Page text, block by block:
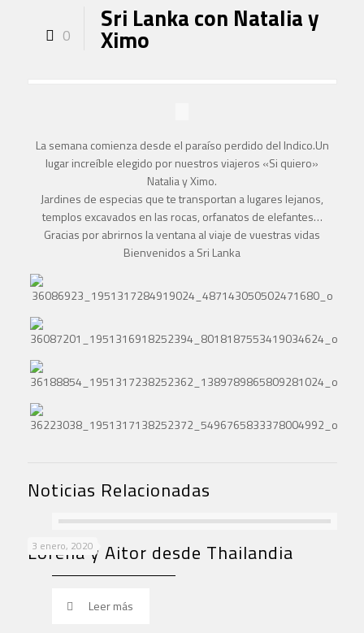
0
Sri Lanka con Natalia y
Ximo
La semana comienza desde el paraíso perdido del Indico.Un
lugar increíble elegido por nuestros viajeros «Si quiero»
Natalia y Ximo.
Jardines de especias que te transportan a lugares lejanos,
templos excavados en las rocas, orfanatos de elefantes…
Gracias por abrirnos la ventana al viaje de vuestras vidas
Bienvenidos a Sri Lanka
Noticias Relacionadas
3 enero, 2020
Lorena y Aitor desde Thailandia
Leer más